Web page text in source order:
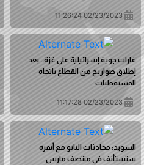
02/23/2023 11:26:24
غارات جوية إسرائيلية على غزة.. بعد
إطلاق صواريخ من القطاع باتجاه
المستوطنات
02/23/2023 11:17:28
السويد: محادثات الناتو مع أنقرة
ستستأنف في منتصف مارس